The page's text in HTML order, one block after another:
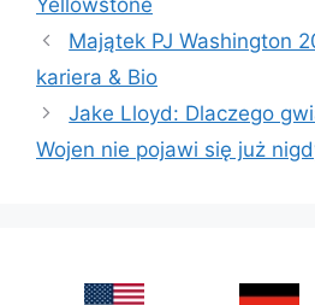
Yellowstone
Majątek PJ Washington
kariera & Bio
Jake Lloyd: Dlaczego
Wojen nie pojawi się już